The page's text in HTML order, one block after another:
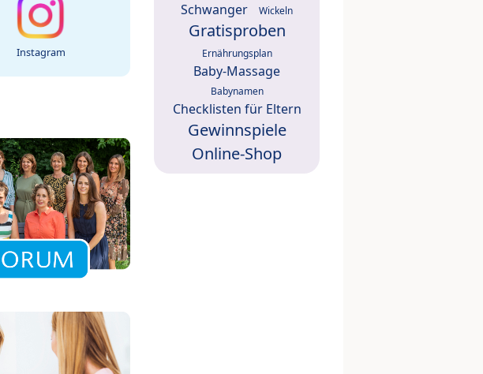
Instagram
Schwanger Wickeln
Gratisproben
Ernährungsplan
Baby-Massage
Babynamen
Checklisten für Eltern
Gewinnspiele
Online-Shop